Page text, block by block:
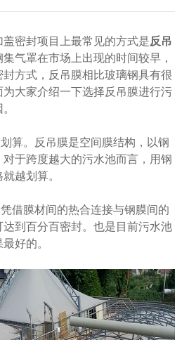
密封项目上最常见的方式是反吊
气罩在市场上出现的时间较早，
方式，反吊膜相比玻璃钢具有很
大家介绍一下选择反吊膜进行污
算。反吊膜是空间膜结构，以钢
于跨度越大的污水池而言，用钢
越划算。
借膜材间的热合连接与钢膜间的
到百分百密封。也是目前污水池
好的。